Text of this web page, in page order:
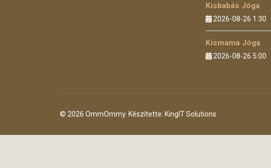
Kisbabás Jóga
2026-08-26 1:30
Kismama Jóga
2026-08-26 5:00
© 2026 OmmOmmy. Készítette: KingIT Solutions